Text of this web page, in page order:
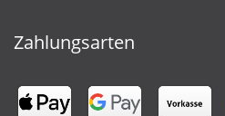
Zahlungsarten